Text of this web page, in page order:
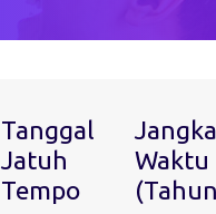
Tanggal
Jatuh
Tempo
Jangka
Waktu